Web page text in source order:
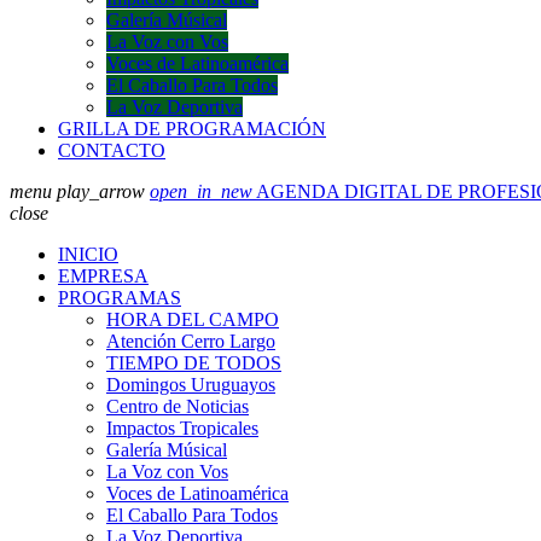
Galería Músical
La Voz con Vos
Voces de Latinoamérica
El Caballo Para Todos
La Voz Deportiva
GRILLA DE PROGRAMACIÓN
CONTACTO
menu play_arrow open_in_new AGENDA DIGITAL DE
close
INICIO
EMPRESA
PROGRAMAS
HORA DEL CAMPO
Atención Cerro Largo
TIEMPO DE TODOS
Domingos Uruguayos
Centro de Noticias
Impactos Tropicales
Galería Músical
La Voz con Vos
Voces de Latinoamérica
El Caballo Para Todos